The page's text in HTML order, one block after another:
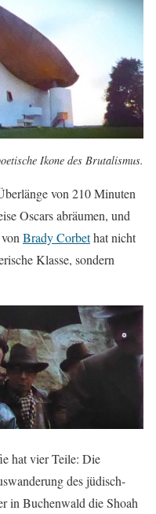
Ikone des Brutalismus.
von 210 Minuten
Oscars abräumen, und
Brady Corbethat nicht
Klasse, sondern
hat vier Teile: Die
des jüdisch-
in Buchenwald die Shoah